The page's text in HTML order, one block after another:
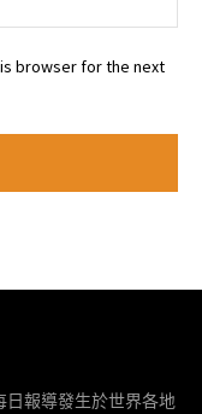
browser for the next
報導發生於世界各地